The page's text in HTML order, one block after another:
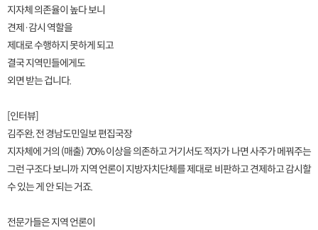
지자체 의존율이 높다 보니
견제·감시 역할을
제대로 수행하지 못하게 되고
결국 지역민들에게도
외면 받는 겁니다.
[인터뷰]
김주완, 전 경남도민일보 편집국장
지자체에 거의 (매출) 70% 이상을 의존하고 거기서도 적자가 나면 사주가 메꿔주는
그런 구조다 보니까 지역 언론이 지방자치단체를 제대로 비판하고 견제하고 감시할
수 있는 게 안 되는 거죠.
전문가들은 지역 언론이